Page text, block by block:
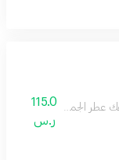
115.0
ر.س